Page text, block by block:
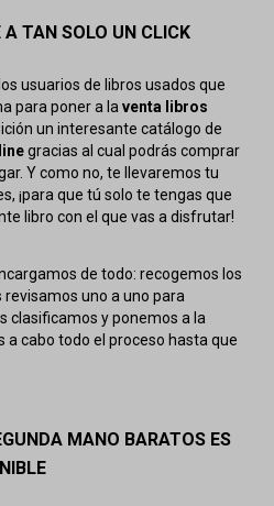
A TAN SOLO UN CLICK
usuarios de libros usados que
para poner a laventa libros
un interesante catálogo de
gracias al cual podrás comprar
Y como no, te llevaremos tu
¡para que tú solo te tengas que
libro con el que vas a disfrutar!
de todo: recogemos los
revisamos uno a uno para
clasificamos y ponemos a la
a cabo todo el proceso hasta que
MANO BARATOS ES